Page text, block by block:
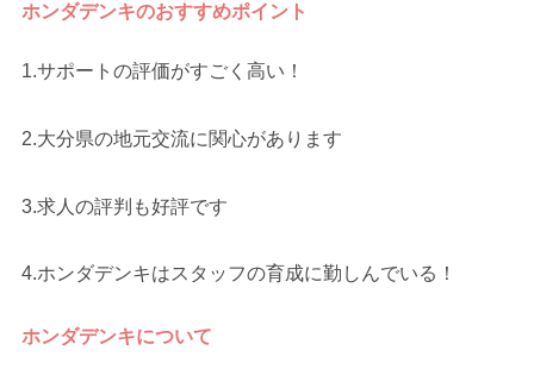
ホンダデンキのおすすめポイント
1.サポートの評価がすごく高い！
2.大分県の地元交流に関心があります
3.求人の評判も好評です
4.ホンダデンキはスタッフの育成に勤しんでいる！
ホンダデンキについて